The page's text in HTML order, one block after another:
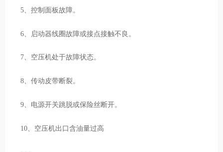
5、控制面板故障。
6、启动器线圈故障或接点接触不良。
7、空压机处于故障状态。
8、传动皮带断裂。
9、电源开关跳脱或保险丝断开。
10、空压机出口含油量过高